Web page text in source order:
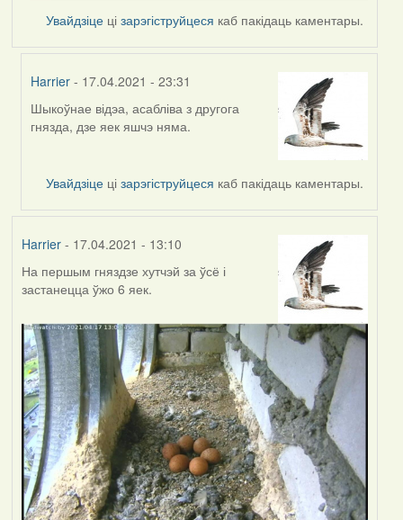
Увайдзіце цізарэгіструйцеся каб пакідаць каментары.
Harrier - 17.04.2021 - 23:31
In
reply
Feather
Шыкоўнае відэа, асабліва з другога
гнязда, дзе яек яшчэ няма.
Увайдзіце цізарэгіструйцеся каб пакідаць каментары.
Harrier- 17.04.2021 - 13:10
На першым гняздзе хутчэй за ўсё і
застанецца ўжо 6 яек.